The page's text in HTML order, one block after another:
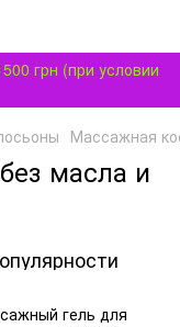
грн (при условии
Массажная
масла и